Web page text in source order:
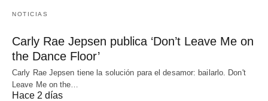
NOTICIAS
Carly Rae Jepsen publica ‘Don’t Leave Me on
the Dance Floor’
Carly Rae Jepsen tiene la solución para el desamor: bailarlo. Don't
Leave Me on the…
Hace 2 días